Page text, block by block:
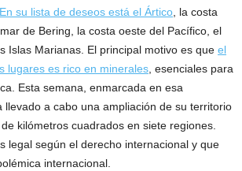
En su lista de deseos está el Ártico , la costa
de Bering, la costa oeste del Pacífico, el
Islas Marianas. El principal motivo es que el
lugares es rico en minerales , esenciales para
Esta semana, enmarcada en esa
llevado a cabo una ampliación de su territorio
kilómetros cuadrados en siete regiones.
legal según el derecho internacional y que
internacional.